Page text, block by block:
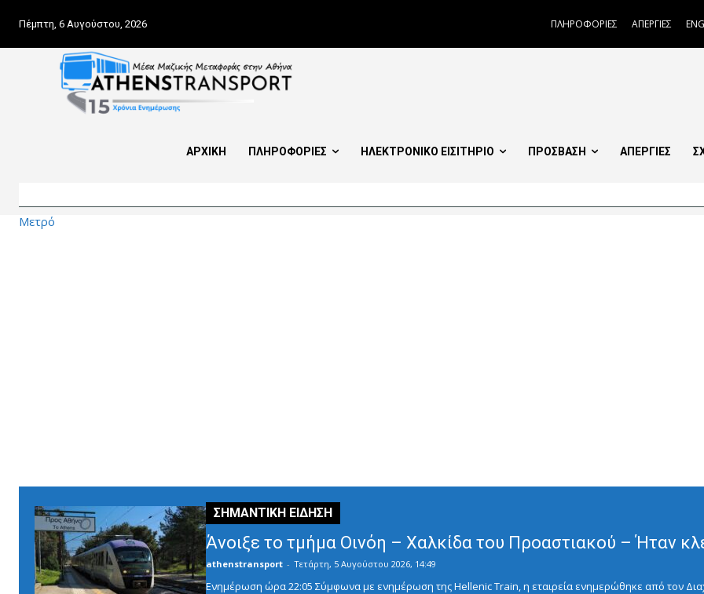
Πέμπτη, 6 Αυγούστου, 2026 ΠΛΗΡΟΦΟΡΙΕΣ ΑΠΕΡΓΙΕΣ
ΑΡΧΙΚΗ ΠΛΗΡΟΦΟΡΙΕΣ ΗΛΕΚΤΡΟΝΙΚΟ ΕΙΣΙΤΗΡΙΟ ΠΡΟΣΒΑΣΗ ΑΠΕΡΓΙΕΣ
Μετρό
Άνοιξε το τμήμα Οινόη – Χαλκίδα του Προαστιακού – Ήταν
athenstransport - Τετάρτη, 5 Αυγούστου 2026, 14:49
Ενημέρωση ώρα 22:05 Σύμφωνα με ενημέρωση της Hellenic Train, η εταιρεία ενημερώθηκε από τον